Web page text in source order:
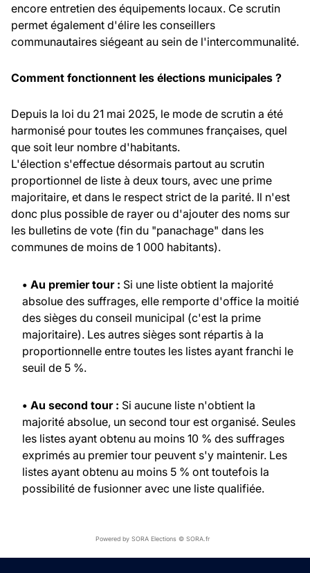
encore entretien des équipements locaux. Ce scrutin
permet également d'élire les conseillers
communautaires siégeant au sein de l'intercommunalité.
Comment fonctionnent les élections municipales ?
Depuis la loi du 21 mai 2025, le mode de scrutin a été
harmonisé pour toutes les communes françaises, quel
que soit leur nombre d'habitants.
L'élection s'effectue désormais partout au scrutin
proportionnel de liste à deux tours, avec une prime
majoritaire, et dans le respect strict de la parité. Il n'est
donc plus possible de rayer ou d'ajouter des noms sur
les bulletins de vote (fin du "panachage" dans les
communes de moins de 1 000 habitants).
• Au premier tour : Si une liste obtient la majorité
absolue des suffrages, elle remporte d'office la moitié
des sièges du conseil municipal (c'est la prime
majoritaire). Les autres sièges sont répartis à la
proportionnelle entre toutes les listes ayant franchi le
seuil de 5 %.
• Au second tour : Si aucune liste n'obtient la
majorité absolue, un second tour est organisé. Seules
les listes ayant obtenu au moins 10 % des suffrages
exprimés au premier tour peuvent s'y maintenir. Les
listes ayant obtenu au moins 5 % ont toutefois la
possibilité de fusionner avec une liste qualifiée.
Powered by SORA Elections © SORA.fr